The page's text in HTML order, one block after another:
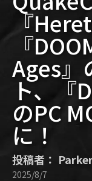
『
『
Ages』
ト、『
のPC
に！
投稿者：
2025/8/7